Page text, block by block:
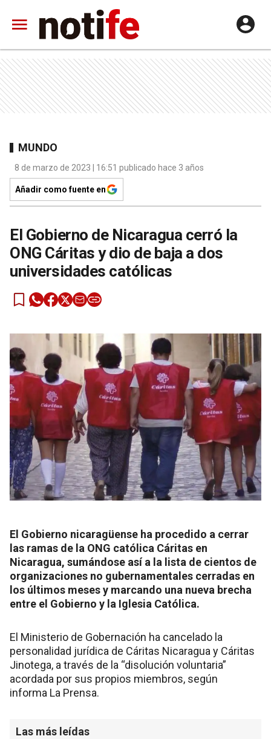
MUNDO
8 de marzo de 2023 | 16:51 publicado hace 3 años
Añadir como fuente en
El Gobierno de Nicaragua cerró la
ONG Cáritas y dio de baja a dos
universidades católicas
El Gobierno nicaragüense ha procedido a cerrar
las ramas de la ONG católica Cáritas en
Nicaragua, sumándose así a la lista de cientos de
organizaciones no gubernamentales cerradas en
los últimos meses y marcando una nueva brecha
entre el Gobierno y la Iglesia Católica.
El Ministerio de Gobernación ha cancelado la
personalidad jurídica de Cáritas Nicaragua y Cáritas
Jinotega, a través de la “disolución voluntaria”
acordada por sus propios miembros, según
informa La Prensa.
Las más leídas